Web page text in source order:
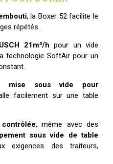
, la Boxer 52 facilite le
répétés.
21m³/h pour un vide
technologie SoftAir pour un
mise sous vide pour
facilement sur une table
, même avec des
sous vide de table
exigences des traiteurs,